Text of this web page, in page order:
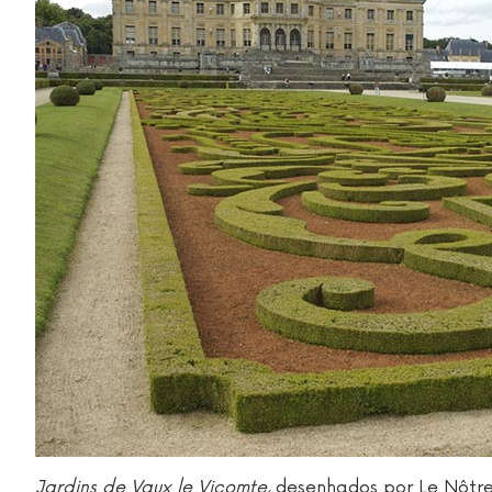
Jardins de Vaux le Vicomte, desenhados por Le